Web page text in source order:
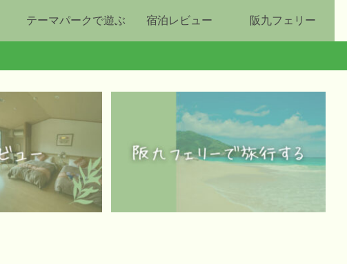
テーマパークで遊ぶ 宿泊レビュー 阪九フェリー